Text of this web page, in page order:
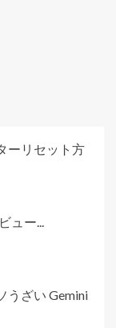
ーリセット方
ュー...
うざい Gemini